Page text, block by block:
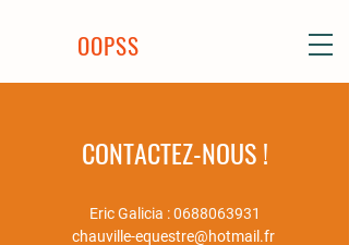
OOPSS
CONTACTEZ-NOUS !
Eric Galicia :0688063931
chauville-equestre@hotmail.fr